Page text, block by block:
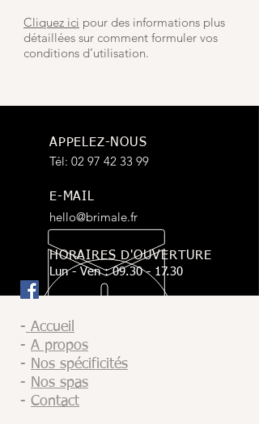
Cliquez ici pour des informations plus
détaillées sur comment formuler vos
conditions d’utilisation.
APPELEZ-NOUS
Tél: 02 97 42 33 99
E-MAIL
hello@brimale.fr
HORAIRES D'OUVERTURE
Lun - Ven :09.30 - 17.30
- Accueil
- A propos
- Nos spécificités
- Nos spas
- Contact